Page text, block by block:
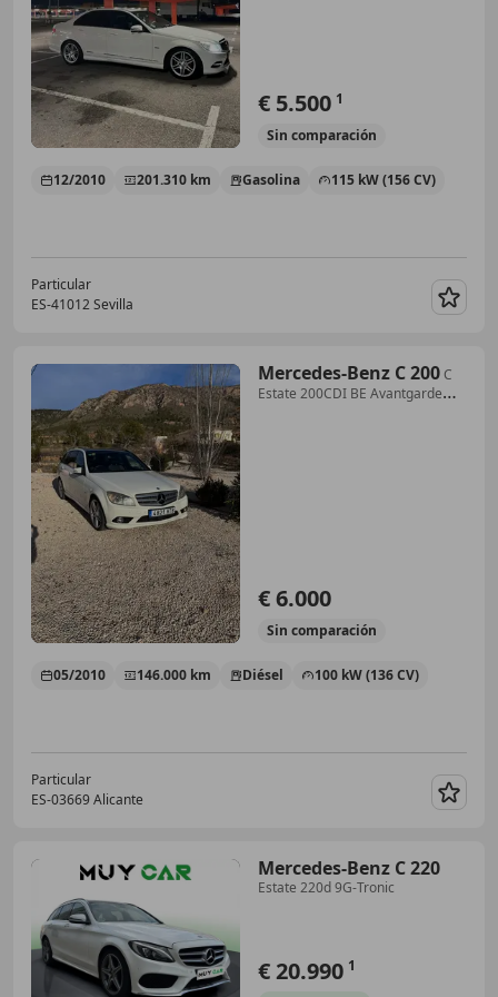
€ 5.500 1
Sin comparación
12/2010 201.310 km Gasolina 115 kW (156 CV)
Particular
ES-41012 Sevilla
Mercedes-Benz C 200C
Estate 200CDI BE Avantgarde
€ 6.000
Sin comparación
05/2010 146.000 km Diésel 100 kW (136 CV)
Particular
ES-03669 Alicante
Mercedes-Benz C 220
Estate 220d 9G-Tronic
€ 20.990 1